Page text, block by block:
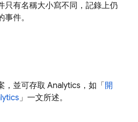
只有名稱大小寫不同，記錄上仍
件。
，並可存取 Analytics ，如「 開
」一文所述。